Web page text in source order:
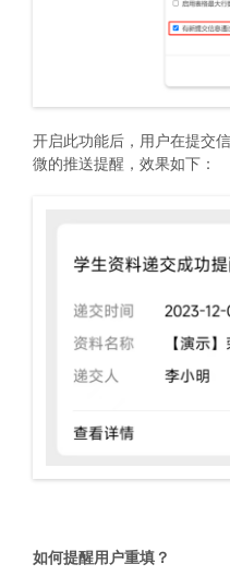
开启此功能后，用户在提交
微的推送提醒，效果如下：
如何提醒用户重填？